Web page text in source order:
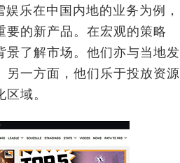
乐在中国内地的业务为例，
的新产品。在宏观的策略
景了解市场。他们亦与当地发
另一方面，他们乐于投放资源
域。